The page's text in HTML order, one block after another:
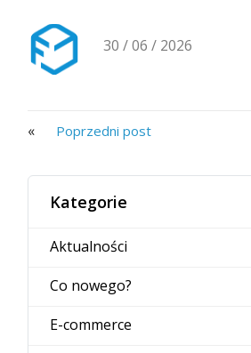
30 / 06 / 2026
Poprzedni post
«
Kategorie
Aktualności
Co nowego?
E-commerce